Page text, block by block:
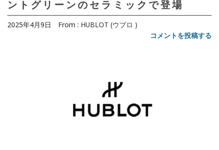
ントグリーンのセラミックで登場
2025年4月9日 From : HUBLOT (ウブロ )
コメントを投稿する